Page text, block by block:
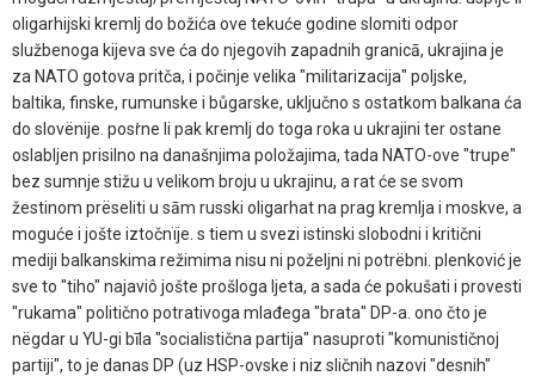
oligarhijski kremlj do božića ove tekuće godine slomiti odpor
službenoga kijeva sve ća do njegovih zapadnih granicā, ukrajina je
za NATO gotova pritča, i počinje velika "militarizacija" poljske,
baltika, finske, rumunske i bůgarske, uključno s ostatkom balkana ća
do slovënije. posṙne li pak kremlj do toga roka u ukrajini ter ostane
oslabljen prisilno na današnjima položajima, tada NATO-ove "trupe"
bez sumnje stižu u velikom broju u ukrajinu, a rat će se svom
žestinom prëseliti u sām russki oligarhat na prag kremlja i moskve, a
moguće i jošte iztočnïje. s tiem u svezi istinski slobodni i kritični
mediji balkanskima režimima nisu ni poželjni ni potrëbni. plenković je
sve to "tiho" najaviô jošte prošloga ljeta, a sada će pokušati i provesti
"rukama" politično potrativoga mlađega "brata" DP-a. ono čto je
nëgdar u YU-gi bīla "socialistična partija" nasuproti "komunističnoj
partiji", to je danas DP (uz HSP-ovske i niz sličnih nazovi "desnih"